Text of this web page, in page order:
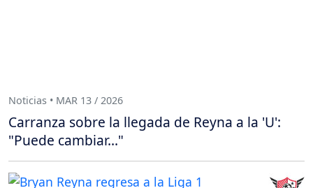
Noticias • MAR 13 / 2026
Carranza sobre la llegada de Reyna a la 'U':
"Puede cambiar..."